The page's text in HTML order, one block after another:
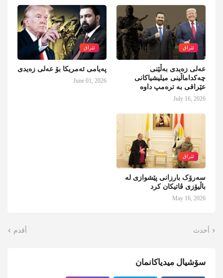
ئێراق
عەلی زەیدی بەڵێنی
چەکداماڵینی میلیشیاکانی
عێراقی بە ترەمپ داوە
July 16, 2026
ئێراق
پەیامی ئەمریکا بۆ عەلی زەیدی
June 01, 2026
ئێراق
سەرۆک بارزانی پێشوازی لە
باڵیۆزی ڤاتیکان کرد
May 16, 2026
أحدث أقدم
سۆشیال میدیاکانمان